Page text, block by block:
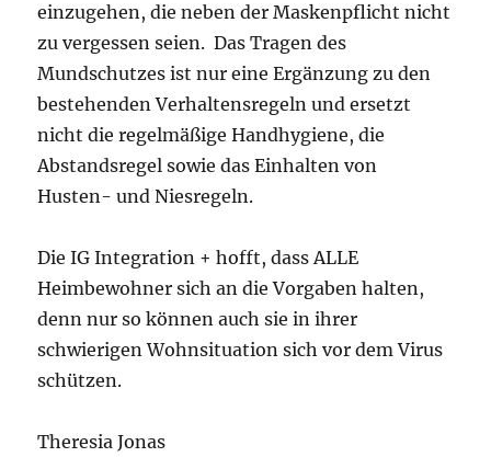
einzugehen, die neben der Maskenpflicht nicht
zu vergessen seien. Das Tragen des
Mundschutzes ist nur eine Ergänzung zu den
bestehenden Verhaltensregeln und ersetzt
nicht die regelmäßige Handhygiene, die
Abstandsregel sowie das Einhalten von
Husten- und Niesregeln.
Die IG Integration + hofft, dass ALLE
Heimbewohner sich an die Vorgaben halten,
denn nur so können auch sie in ihrer
schwierigen Wohnsituation sich vor dem Virus
schützen.
Theresia Jonas